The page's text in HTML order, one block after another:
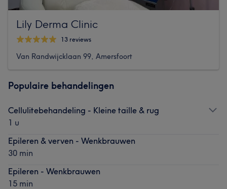
Lily Derma Clinic
13 reviews
Van Randwijcklaan 99, Amersfoort
Populaire behandelingen
Cellulitebehandeling - Kleine taille & rug
1 u
Epileren & verven - Wenkbrauwen
30 min
Epileren - Wenkbrauwen
15 min